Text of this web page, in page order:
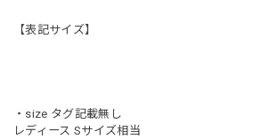
【表記サイズ】
・size タグ記載無し
レディース Sサイズ相当